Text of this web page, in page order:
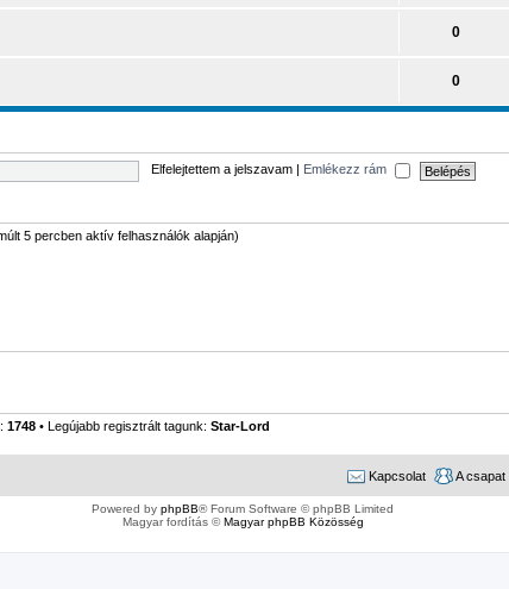
0
0
Elfelejtettem a jelszavam Emlékezz rám
5 percben aktív felhasználók alapján)
1748 • Legújabb regisztrált tagunk: Star-Lord
A csapat
Kapcsolat
Powered by phpBB® Forum Software © phpBB Limited
Magyar fordítás ©Magyar phpBB Közösség